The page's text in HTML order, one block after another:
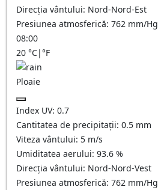
Direcția vântului: Nord-Nord-Est
Presiunea atmosferică: 762 mm/Hg
08:00
20 °C|°F
Ploaie
Index UV: 0.7
Cantitatea de precipitații: 0.5 mm
Viteza vântului: 5 m/s
Umiditatea aerului: 93.6 %
Direcția vântului: Nord-Nord-Vest
Presiunea atmosferică: 762 mm/Hg